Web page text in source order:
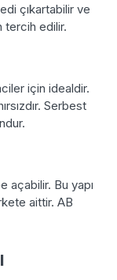
çıkartabilir ve
tercih edilir.
için idealdir.
Serbest
açabilir. Bu yapı
aittir. AB